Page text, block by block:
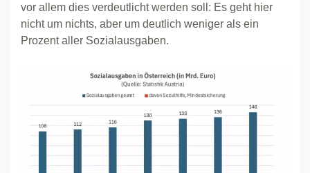
vor allem dies verdeutlicht werden soll: Es geht hier
nicht um nichts, aber um deutlich weniger als ein
Prozent aller Sozialausgaben.